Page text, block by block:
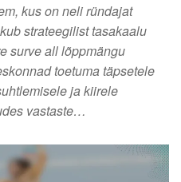
kus on neli ründajat
strateegilist tasakaalu
surve all lõppmängu
toetuma täpsetele
ja kiirele
vastaste…